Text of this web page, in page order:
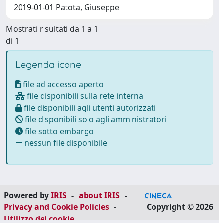
2019-01-01 Patota, Giuseppe
Mostrati risultati da 1 a 1
di 1
Legenda icone
file ad accesso aperto
file disponibili sulla rete interna
file disponibili agli utenti autorizzati
file disponibili solo agli amministratori
file sotto embargo
nessun file disponibile
Powered byIRIS - about IRIS -
Privacy and Cookie Policies -
Utilizzo dei cookie
Copyright © 2026